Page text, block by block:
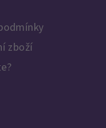
zboží